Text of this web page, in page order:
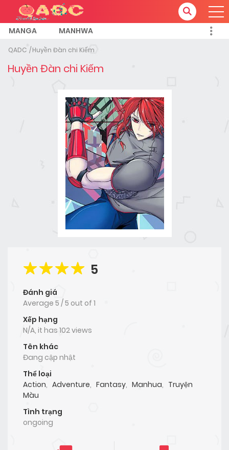
MANGA MANHWA
QADC Huyền Đàn chi Kiếm
Huyền Đàn chi Kiếm
5
Đánh giá
Average 5 /5 out of 1
Xếp hạng
N/A, it has 102 views
Tên khác
Đang cập nhật
Thể loại
Action, Adventure, Fantasy, Manhua, Truyện
Màu
Tình trạng
ongoing